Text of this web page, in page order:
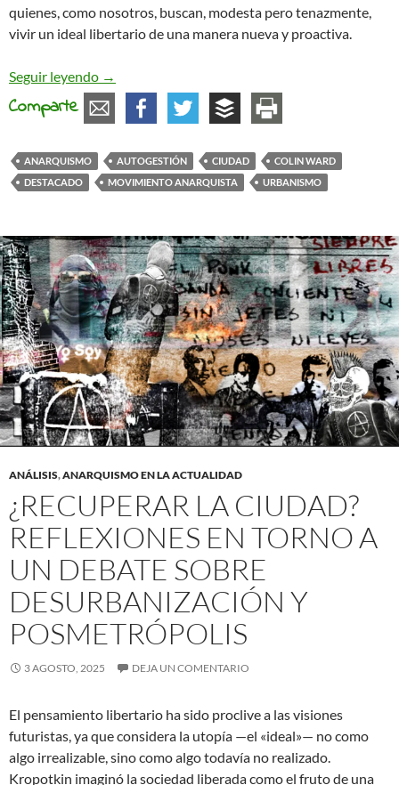
quienes, como nosotros, buscan, modesta pero tenazmente,
vivir un ideal libertario de una manera nueva y proactiva.
Seguir leyendo Recordando a Colin Ward
→
Comparte
ANARQUISMO AUTOGESTIÓN CIUDAD
COLIN WARD
DESTACADO
MOVIMIENTO ANARQUISTA URBANISMO
ANÁLISIS,ANARQUISMO EN LA ACTUALIDAD
¿RECUPERAR LA CIUDAD?
REFLEXIONES EN TORNO A
UN DEBATE SOBRE
DESURBANIZACIÓN Y
POSMETRÓPOLIS
3 AGOSTO, 2025 DEJA UN COMENTARIO
El pensamiento libertario ha sido proclive a las visiones
futuristas, ya que considera la utopía —el «ideal»— no como
algo irrealizable, sino como algo todavía no realizado.
Kropotkin imaginó la sociedad liberada como el fruto de una